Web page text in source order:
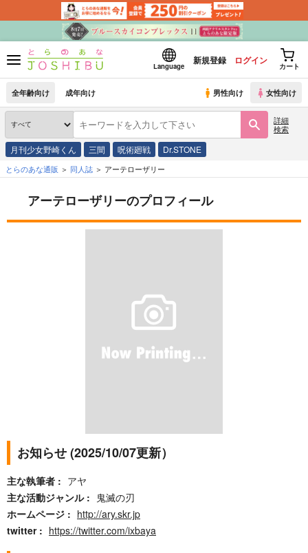
Language
新規登録 ログイン
カート
全年齢向け 成年向け 男性向け 女性向け
詳細
検索
月刊少女野崎くん 三間 呪術廻戦 Dr.STONE
とらのあな通販 同人誌 アーテローザリー
アーテローザリーのプロフィール
お知らせ (2025/10/07更新）
主な執筆者
アヤ
主な活動ジャンル
鬼滅の刃
ホームページ
http://ary.skr.jp
twitter
https://twitter.com/ixbaya